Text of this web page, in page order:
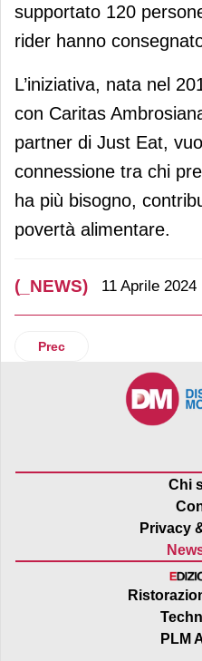
supportato 120
rider hanno
L’iniziativa, nata nel
con Caritas
partner di Just Eat,
connessione tra chi
ha più bisogno,
povertà alimentare.
(_NEWS) 11 Aprile 2024
Articolo precedente:
Prec
Chi
Privacy
PLM